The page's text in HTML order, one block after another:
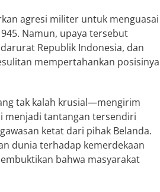
agresi militer untuk menguasai
Namun, upaya tersebut
Republik Indonesia, dan
mempertahankan posisinya
tak kalah krusial—mengirim
menjadi tantangan tersendiri
ketat dari pihak Belanda.
dunia terhadap kemerdekaan
bahwa masyarakat